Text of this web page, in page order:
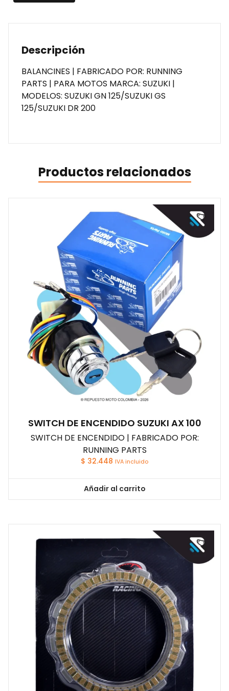
Descripción
BALANCINES | FABRICADO POR: RUNNING
PARTS | PARA MOTOS MARCA: SUZUKI |
MODELOS: SUZUKI GN 125/SUZUKI GS
125/SUZUKI DR 200
Productos relacionados
SWITCH DE ENCENDIDO SUZUKI AX 100
SWITCH DE ENCENDIDO | FABRICADO POR:
RUNNING PARTS
$ 32.448 IVA incluido
Añadir al carrito